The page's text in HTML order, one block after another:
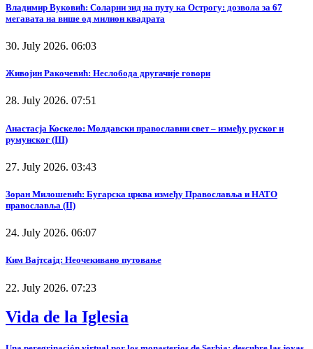
Владимир Вуковић: Соларни зид на путу ка Острогу: дозвола за 67
мегавата на више од милион квадрата
30. July 2026. 06:03
Живојин Ракочевић: Неслобода другачије говори
28. July 2026. 07:51
Анастасја Коскело: Молдавски православни свет – између руског и
румунског (III)
27. July 2026. 03:43
Зоран Милошевић: Бугарска црква између Православља и НАТО
православља (II)
24. July 2026. 06:07
Ким Вајтсајд: Неочекивано путовање
22. July 2026. 07:23
Vida de la Iglesia